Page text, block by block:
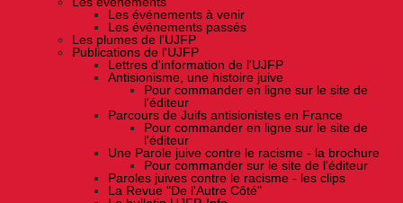
Les événements à venir
Les événements passés
Les plumes de l'UJFP
Publications de l'UJFP
Lettres d'information de l'UJFP
Antisionisme, une histoire juive
Pour commander en ligne sur le site de
l'éditeur
Parcours de Juifs antisionistes en France
Pour commander en ligne sur le site de
l'éditeur
Une Parole juive contre le racisme - la brochure
Pour commander sur le site de l'éditeur
Paroles juives contre le racisme - les clips
La Revue "De l'Autre Côté"